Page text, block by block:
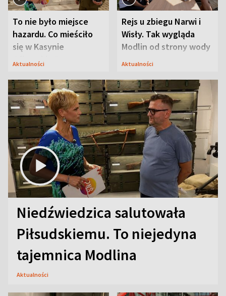
To nie było miejsce
hazardu. Co mieściło
się w Kasynie
Oficerskim?
Aktualności
Rejs u zbiegu Narwi i
Wisły. Tak wygląda
Modlin od strony wody
Aktualności
Niedźwiedzica salutowała
Piłsudskiemu. To niejedyna
tajemnica Modlina
Aktualności